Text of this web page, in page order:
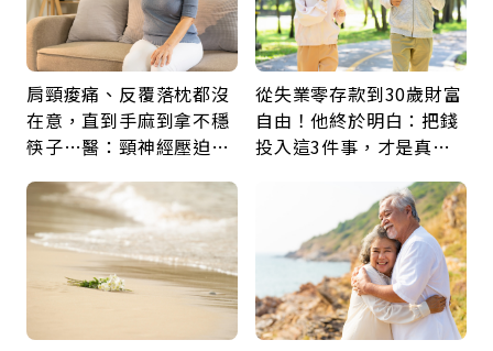
肩頸痠痛、反覆落枕都沒
在意，直到手麻到拿不穩
筷子…醫：頸神經壓迫上
鍵
從失業零存款到30歲財富
自由！他終於明白：把錢
投入這3件事，才是真正